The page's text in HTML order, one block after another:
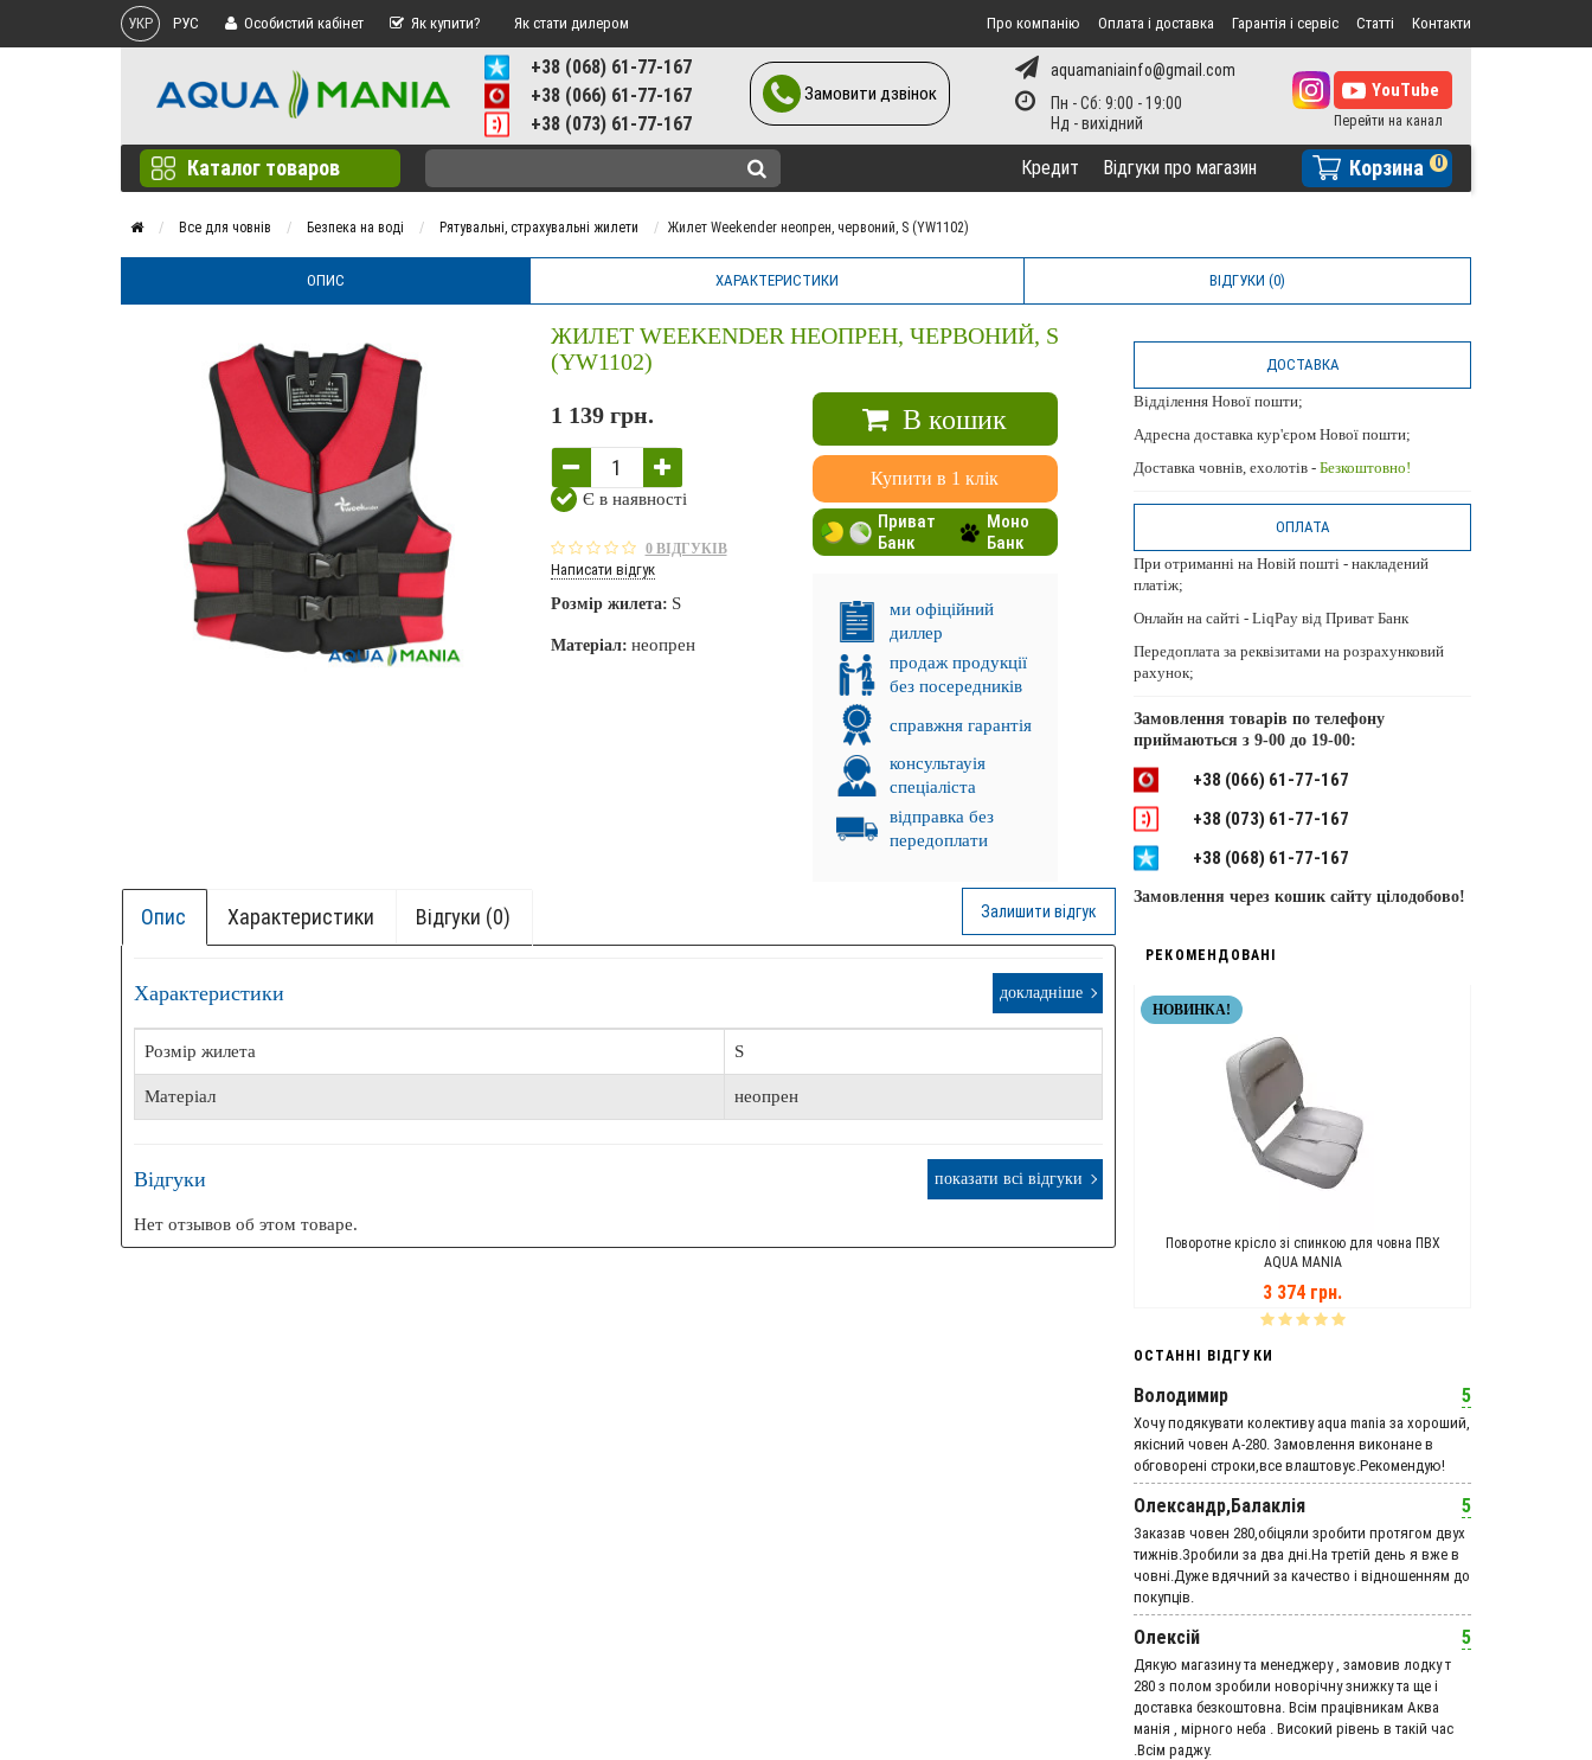
УКР РУС Особистий кабінет Як купити? Як стати дилером Про компанію Оплата і доставка Гарантія і сервіс Статті Контакти
+38 (068) 61-77-167
+38 (066) 61-77-167
+38 (073) 61-77-167
Замовити дзвінок
aquamaniainfo@gmail.com
Пн - Сб: 9:00 - 19:00
Корзина 0
Кредит Відгуки про магазин
Каталог товаров
Все для човнів Безпека на воді Рятувальні, страхувальні жилети Жилет Weekender неопрен, червоний, S (YW1102)
ОПИС ХАРАКТЕРИСТИКИ ВІДГУКИ (0)
ЖИЛЕТ WEEKENDER НЕОПРЕН, ЧЕРВОНИЙ, S
(YW1102)
1 139 грн.
Є в наявності
0 ВІДГУКІВ
Написати відгук
Розмір жилета: S
Матеріал: неопрен
В кошик
Купити в 1 клік
Приват
Банк
Моно
Банк
ми офіційний
диллер
продаж продукції
без посередників
справжня гарантія
консультауія
спеціаліста
відправка без
передоплати
Залишити відгук
Опис Характеристики Відгуки (0)
Характеристики докладніше
Розмір жилета S
Матеріал неопрен
Відгуки показати всі відгуки
Нет отзывов об этом товаре.
ДОСТАВКА
Відділення Нової пошти;
Адресна доставка кур'єром Нової пошти;
Доставка човнів, ехолотів - Безкоштовно!
ОПЛАТА
При отриманні на Новій пошті - накладений
платіж;
Онлайн на сайті - LiqPay від Приват Банк
Передоплата за реквізитами на розрахунковий
рахунок;
Замовлення товарів по телефону
приймаються з 9-00 до 19-00:
+38 (066) 61-77-167
+38 (073) 61-77-167
+38 (068) 61-77-167
Замовлення через кошик сайту цілодобово!
РЕКОМЕНДОВАНІ
Ехолот Lowrance Elite FS 9 с датчиком Active
Транспортувальний Тент AQUA MANIA
НОВИНКА!
Поворотне крісло зі спинкою для човна ПВХ
AQUA MANIA
3 374 грн.
ОСТАННІ ВІДГУКИ
Володимир 5
Хочу подякувати колективу aqua mania за хороший,
якісний човен А-280. Замовлення виконане в
обговорені строки,все влаштовує.Рекомендую!
Олександр,Балаклія 5
Заказав човен 280,обіцяли зробити протягом двух
тижнів.Зробили за два дні.На третій день я вже в
човні.Дуже вдячний за качество і відношенням до
покупців.
Олексій 5
Дякую магазину та менеджеру , замовив лодку т
280 з полом зробили новорічну знижку та ще і
доставка безкоштовна. Всім працівникам Аква
манія , мірного неба . Високий рівень в такій час
.Всім раджу.